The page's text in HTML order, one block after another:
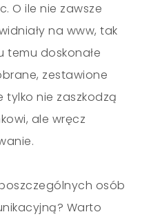
O ile nie zawsze
na www, tak
temu doskonałe
zestawione
tylko nie zaszkodzą
ale wręcz
osób
Warto